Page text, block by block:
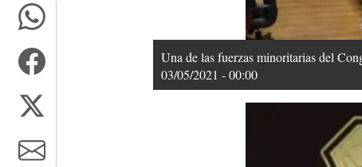
Una de las fuerzas minoritarias del
03/05/2021 - 00:00